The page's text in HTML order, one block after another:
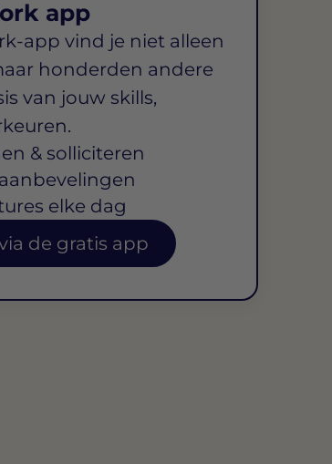
app
app vind je niet alleen
honderden andere
van jouw skills,
& solliciteren
elke dag
de gratis app